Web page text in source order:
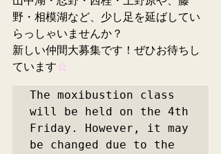
野・相模湖など、少し足を延ばしてい
らっしゃいませんか？
新しい仲間大募集です！ぜひお待ちし
ています☆
The moxibustion class
will be held on the 4th
Friday. However, it may
be changed due to the